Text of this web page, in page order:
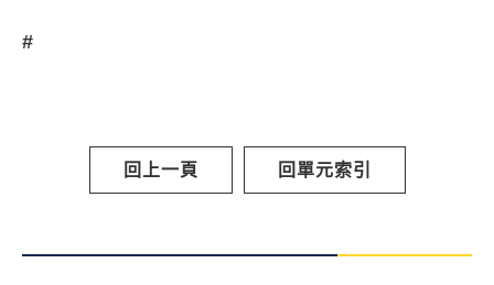
#
回上一頁 回單元索引